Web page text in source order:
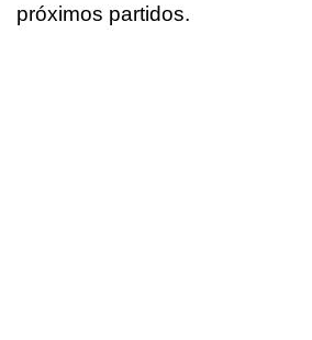
próximos partidos.